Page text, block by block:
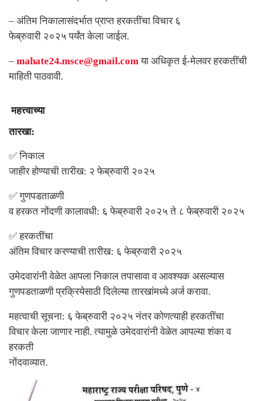
– अंतिम निकालासंदर्भात प्राप्त हरकतींचा विचार ६
फेब्रुवारी २०२५ पर्यंत केला जाईल.
– mahate24.msce@gmail.comया अधिकृत ई-मेलवर हरकतींची
माहिती पाठवावी.
महत्त्वाच्या
तारखा:
✅ निकाल
जाहीर होण्याची तारीख: २ फेब्रुवारी २०२५
✅ गुणपडताळणी
व हरकत नोंदणी कालावधी: ६ फेब्रुवारी २०२५ ते ८ फेब्रुवारी २०२५
✅ हरकतींचा
अंतिम विचार करण्याची तारीख: ६ फेब्रुवारी २०२५
उमेदवारांनी वेळेत आपला निकाल तपासावा व आवश्यक असल्यास
गुणपडताळणी प्रक्रियेसाठी दिलेल्या तारखांमध्ये अर्ज करावा.
महत्वाची सूचना: ६ फेब्रुवारी २०२५ नंतर कोणत्याही हरकतींचा
विचार केला जाणार नाही. त्यामुळे उमेदवारांनी वेळेत आपल्या शंका व
हरकती
नोंदवाव्यात.